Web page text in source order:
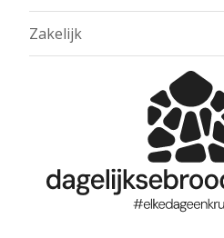
Zakelijk